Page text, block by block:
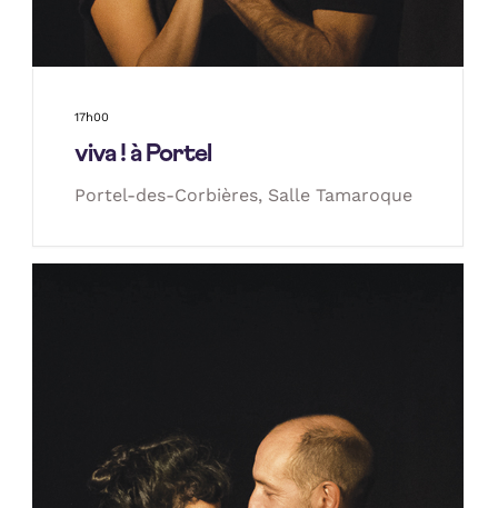
17h00
viva ! à Portel
Portel-des-Corbières, Salle Tamaroque